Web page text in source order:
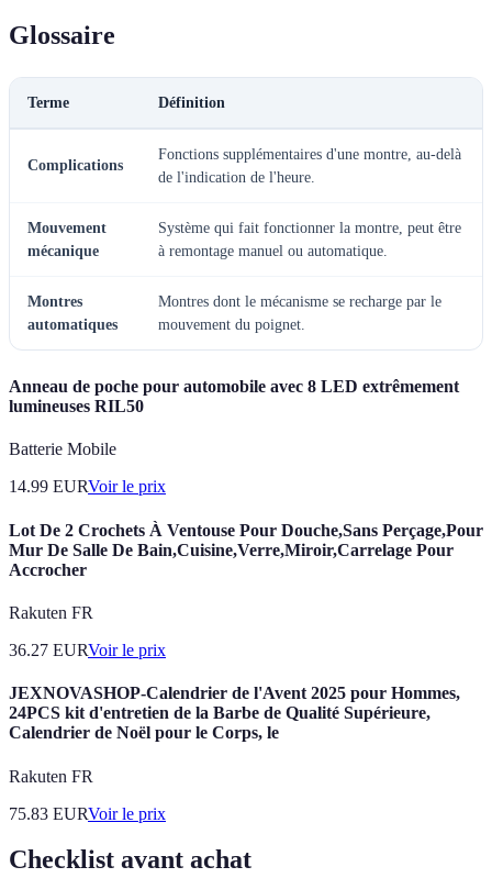
Glossaire
Terme Définition
Complications
Fonctions supplémentaires d'une montre, au-delà
de l'indication de l'heure.
Mouvement
mécanique
Système qui fait fonctionner la montre, peut être
à remontage manuel ou automatique.
Montres
automatiques
Montres dont le mécanisme se recharge par le
mouvement du poignet.
Anneau de poche pour automobile avec 8 LED extrêmement
lumineuses RIL50
Batterie Mobile
14.99 EURVoir le prix
Lot De 2 Crochets À Ventouse Pour Douche,Sans Perçage,Pour
Mur De Salle De Bain,Cuisine,Verre,Miroir,Carrelage Pour
Accrocher
Rakuten FR
36.27 EURVoir le prix
JEXNOVASHOP-Calendrier de l'Avent 2025 pour Hommes,
24PCS kit d'entretien de la Barbe de Qualité Supérieure,
Calendrier de Noël pour le Corps, le
Rakuten FR
75.83 EURVoir le prix
Checklist avant achat